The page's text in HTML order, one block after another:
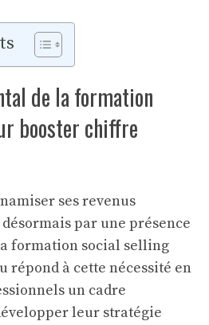
de la formation
booster chiffre
ses revenus
par une présence
formation social selling
répond à cette nécessité en
un cadre
leur stratégie